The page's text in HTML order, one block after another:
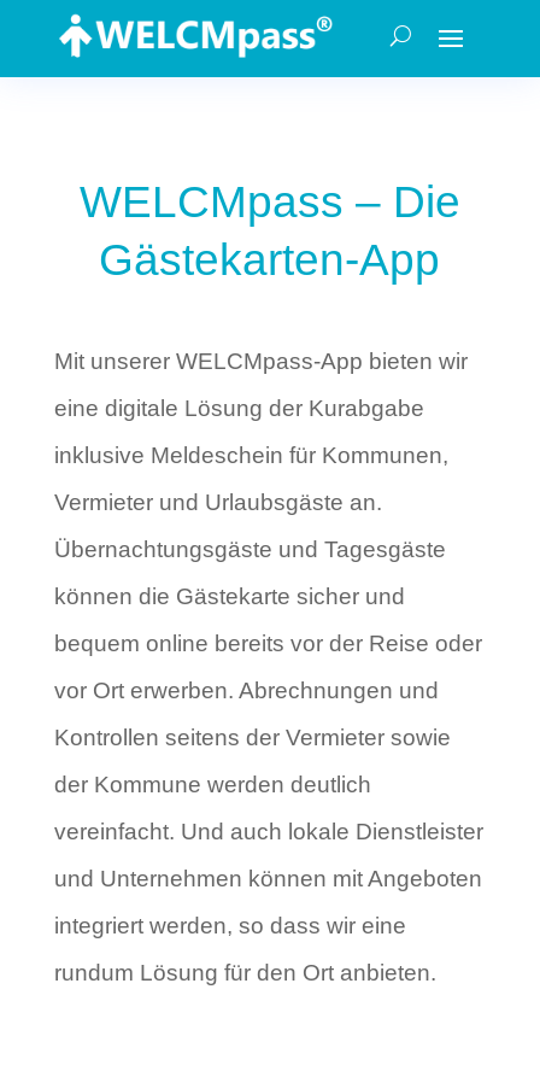
WELCMpass – Die
Gästekarten-App
Mit unserer WELCMpass-App bieten wir
eine digitale Lösung der Kurabgabe
inklusive Meldeschein für Kommunen,
Vermieter und Urlaubsgäste an.
Übernachtungsgäste und Tagesgäste
können die Gästekarte sicher und
bequem online bereits vor der Reise oder
vor Ort erwerben. Abrechnungen und
Kontrollen seitens der Vermieter sowie
der Kommune werden deutlich
vereinfacht. Und auch lokale Dienstleister
und Unternehmen können mit Angeboten
integriert werden, so dass wir eine
rundum Lösung für den Ort anbieten.